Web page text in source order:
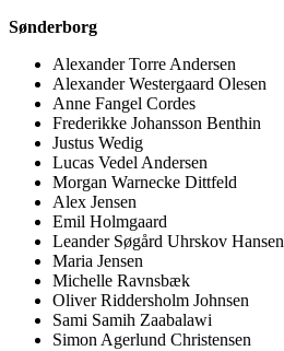
Sønderborg
Alexander Torre Andersen
Alexander Westergaard Olesen
Anne Fangel Cordes
Frederikke Johansson Benthin
Justus Wedig
Lucas Vedel Andersen
Morgan Warnecke Dittfeld
Alex Jensen
Emil Holmgaard
Leander Søgård Uhrskov Hansen
Maria Jensen
Michelle Ravnsbæk
Oliver Riddersholm Johnsen
Sami Samih Zaabalawi
Simon Agerlund Christensen